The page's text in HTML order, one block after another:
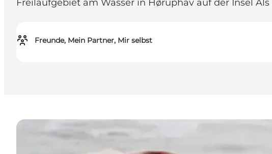
Freilaufgebiet am Wasser in Høruphav auf der Insel Als
Freunde, Mein Partner, Mir selbst